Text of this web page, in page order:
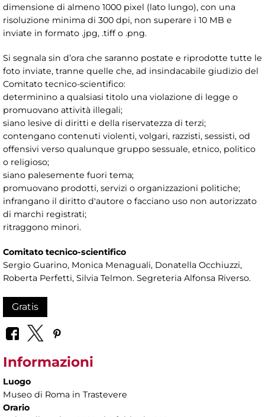
dimensione di almeno 1000 pixel (lato lungo), con una
risoluzione minima di 300 dpi, non superare i 10 MB e
inviate in formato .jpg, .tiff o .png.
Si segnala sin d’ora che saranno postate e riprodotte tutte le
foto inviate, tranne quelle che, ad insindacabile giudizio del
Comitato tecnico-scientifico:
determinino a qualsiasi titolo una violazione di legge o
promuovano attività illegali;
siano lesive di diritti e della riservatezza di terzi;
contengano contenuti violenti, volgari, razzisti, sessisti, od
offensivi verso qualunque gruppo sessuale, etnico, politico
o religioso;
siano palesemente fuori tema;
promuovano prodotti, servizi o organizzazioni politiche;
infrangano il diritto d'autore o facciano uso non autorizzato
di marchi registrati;
ritraggono minori.
Comitato tecnico-scientifico
Sergio Guarino, Monica Menaguali, Donatella Occhiuzzi,
Roberta Perfetti, Silvia Telmon. Segreteria Alfonsa Riverso.
Gratis
Informazioni
Luogo
Museo di Roma in Trastevere
Orario